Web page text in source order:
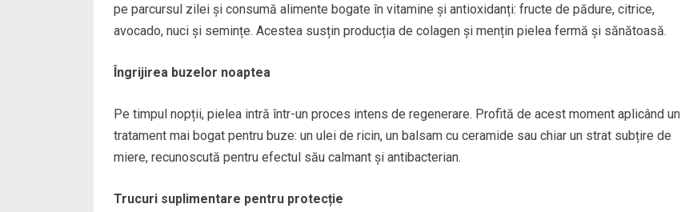
pe parcursul zilei și consumă alimente bogate în vitamine și antioxidanți: fructe de pădure, citrice,
avocado, nuci și semințe. Acestea susțin producția de colagen și mențin pielea fermă și sănătoasă.
Îngrijirea buzelor noaptea
Pe timpul nopții, pielea intră într-un proces intens de regenerare. Profită de acest moment aplicând un
tratament mai bogat pentru buze: un ulei de ricin, un balsam cu ceramide sau chiar un strat subțire de
miere, recunoscută pentru efectul său calmant și antibacterian.
Trucuri suplimentare pentru protecție